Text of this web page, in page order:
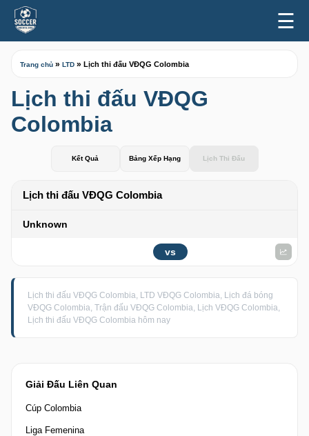
☰
Giải Đấu Liên Quan
Cúp Colombia
Liga Femenina
Trang chủ » LTD » Lịch thi đấu VĐQG Colombia
Lịch thi đấu VĐQG
Colombia
Kết Quả Bảng Xếp Hạng Lịch Thi Đấu
Lịch thi đấu VĐQG Colombia
Unknown
vs
Lịch thi đấu VĐQG Colombia, LTD VĐQG Colombia, Lịch đá bóng
VĐQG Colombia, Trận đấu VĐQG Colombia, Lịch VĐQG Colombia,
Lịch thi đấu VĐQG Colombia hôm nay